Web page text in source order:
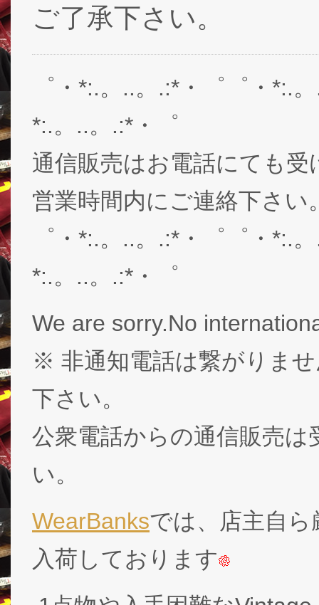
ご了承下さい。
゜・*:.。..。.:*・゜゜・*:.
*:.。..。.:*・゜
通信販売はお電話にても
営業時間内にご連絡下さい
゜・*:.。..。.:*・゜゜・*:.
*:.。..。.:*・゜
We are sorry.No
※ 非通知電話は繋がりま
下さい。
公衆電話からの通信販売
い。
WearBanksでは、店主自
入荷しております